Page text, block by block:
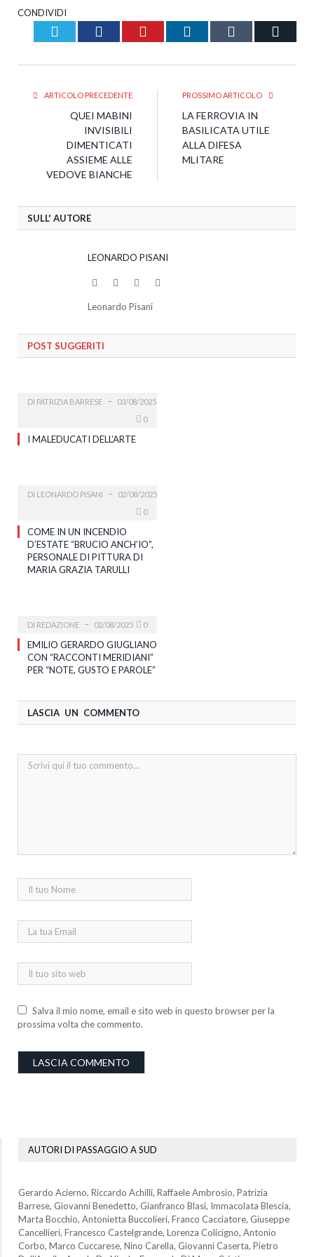
CONDIVIDI
Twitter Facebook Pinterest LinkedIn Tumblr
ARTICOLO PRECEDENTE
QUEI MABINI
INVISIBILI
DIMENTICATI
ASSIEME ALLE
VEDOVE BIANCHE
PROSSIMO ARTICOLO
LA FERROVIA IN
BASILICATA UTILE
ALLA DIFESA
MLITARE
SULL' AUTORE
LEONARDO PISANI
WebsiteFacebookTwitter
Leonardo Pisani
POST SUGGERITI
DI PATRIZIA BARRESE
03/08/2025
0
I MALEDUCATI DELL’ARTE
DI LEONARDO PISANI
02/08/2025
0
COME IN UN INCENDIO
D’ESTATE “BRUCIO ANCH’IO”,
PERSONALE DI PITTURA DI
MARIA GRAZIA TARULLI
DI REDAZIONE 02/08/2025 0
EMILIO GERARDO GIUGLIANO
CON “RACCONTI MERIDIANI”
PER “NOTE, GUSTO E PAROLE”
LASCIA UN COMMENTO
Salva il mio nome, email e sito web in questo browser per la
prossima volta che commento.
AUTORI DI PASSAGGIO A SUD
Gerardo Acierno, Riccardo Achilli, Raffaele Ambrosio, Patrizia
Barrese, Giovanni Benedetto, Gianfranco Blasi, Immacolata Blescia,
Marta Bocchio, Antonietta Buccolieri, Franco Cacciatore, Giuseppe
Cancellieri, Francesco Castelgrande, Lorenza Colicigno, Antonio
Corbo, Marco Cuccarese, Nino Carella, Giovanni Caserta, Pietro